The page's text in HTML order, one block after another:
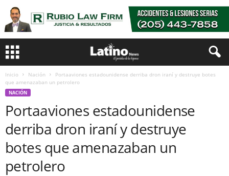
Inicio Nación
Portaaviones estadounidense derriba dron iraní y destruye botes
que amenazaban un petrolero
NACIÓN
Portaaviones estadounidense
derriba dron iraní y destruye
botes que amenazaban un
petrolero